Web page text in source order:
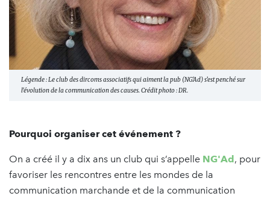
Légende : Le club des dircoms associatifs qui aiment la pub (NG'Ad) s’est penché sur
l'évolution de la communication des causes. Crédit photo : DR.
Pourquoi organiser cet événement ?
On a créé il y a dix ans un club qui s’appelle NG'Ad, pour
favoriser les rencontres entre les mondes de la
communication marchande et de la communication